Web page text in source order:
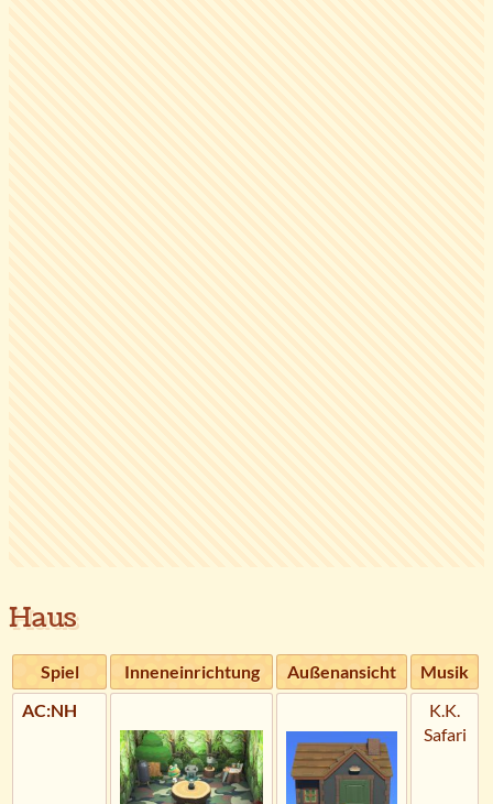
Haus
Spiel Inneneinrichtung Außenansicht
Musik
AC:NH
K.K.
Safari